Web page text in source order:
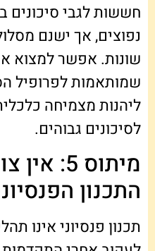
חששות לגבי סיכונים
נפוצים, אך ישנם
שונות. אפשר למצוא
שמותאמות לפרופיל
ליהנות מצמיחה
לסיכונים גבוהים.
מיתוס
התכנון
תכנון פנסיוני אינו